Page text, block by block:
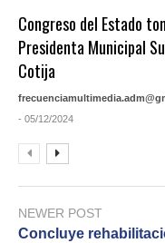
Congreso del Estado
Presidenta Municipal
Cotija
- 05/12/2024
NEWER POST
Concluye